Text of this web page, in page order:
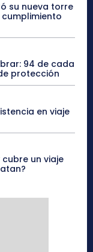
su nueva torre
94 de cada
protección
en viaje
un viaje